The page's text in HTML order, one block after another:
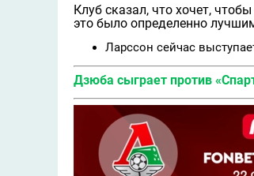
Клуб сказал, что хочет,
это было определенно
Ларссон сейчас
Дзюба сыграет против